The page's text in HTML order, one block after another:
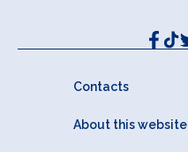
Contacts
About this website